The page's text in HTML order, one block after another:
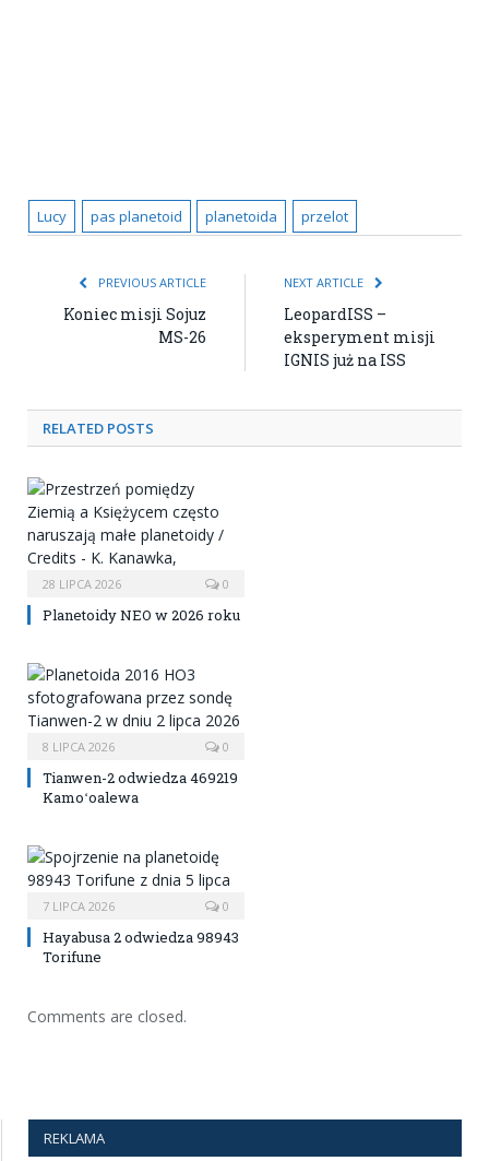
Lucy pas planetoid planetoida przelot
PREVIOUS ARTICLE
Koniec misji Sojuz
MS-26
NEXT ARTICLE
LeopardISS –
eksperyment misji
IGNIS już na ISS
RELATED POSTS
28 LIPCA 2026 0
Planetoidy NEO w 2026 roku
8 LIPCA 2026 0
Tianwen-2 odwiedza 469219
Kamoʻoalewa
7 LIPCA 2026 0
Hayabusa 2 odwiedza 98943
Torifune
Comments are closed.
REKLAMA